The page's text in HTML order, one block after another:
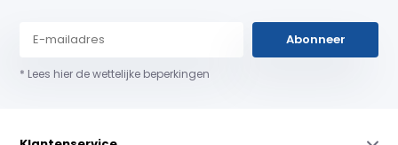
Abonneer
* Lees hier de wettelijke beperkingen